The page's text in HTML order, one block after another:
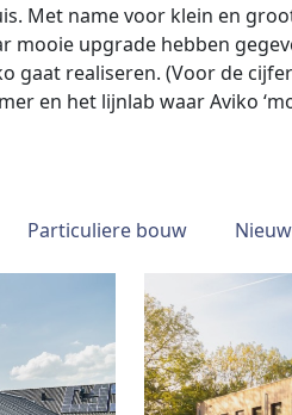
Met name voor klein en
mooie upgrade hebben
gaat realiseren. (Voor de
en het lijnlab waar Aviko
Particuliere bouw